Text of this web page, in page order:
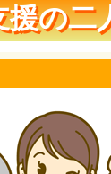
援の二